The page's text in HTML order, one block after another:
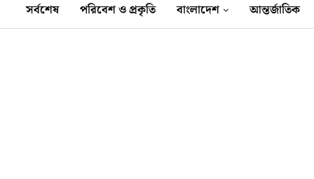
সর্বশেষ পরিবেশ ও প্রকৃতি বাংলাদেশ আন্তর্জাতিক